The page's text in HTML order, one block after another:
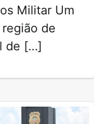
Militar Um
de
de […]